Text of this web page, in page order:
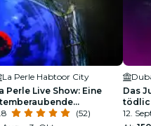
La Perle Habtoor City
Perle Live Show: Eine
und Luftshow
(52)
Das
12.